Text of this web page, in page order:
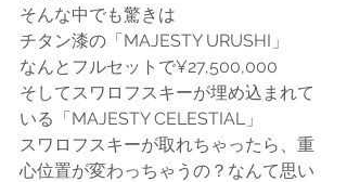
そんな中でも驚きは
チタン漆の「MAJESTY URUSHI」
なんとフルセットで¥27,500,000
そしてスワロフスキーが埋め込まれて
いる「MAJESTY CELESTIAL」
スワロフスキーが取れちゃったら、重
心位置が変わっちゃうの？なんて思い